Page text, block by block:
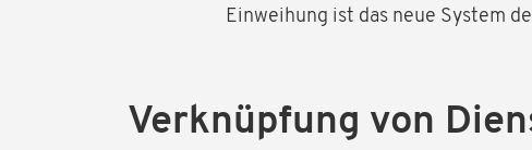
Einweihung ist das neue System
Verknüpfung von